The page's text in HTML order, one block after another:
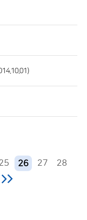
26 27
28